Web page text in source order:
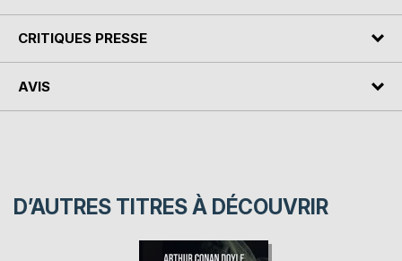
CRITIQUES PRESSE
AVIS
D’AUTRES TITRES À DÉCOUVRIR